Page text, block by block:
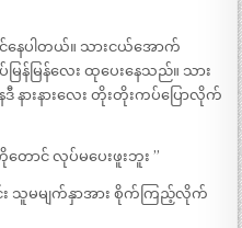
ေပါတယ်။ သားငယ်အောက်
န်မြန်လေး ထုပေးနေသည်။ သား
နားနားလေး တိုးတိုးကပ်ပြောလိုက်
ောင် လုပ်မပေးဖူးဘူး ”
ရင်း သူမမျက်နှာအား စိုက်ကြည့်လိုက်